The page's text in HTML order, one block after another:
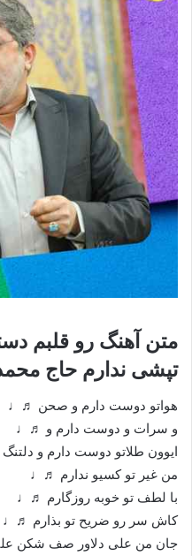
متن آهنگ رو قلبم
تپشی ندارم حاج
هواتو دوست دارم و صحن ♬♩
و سرات و دوست دارم و ♬♩
ایوون طلاتو دوست دارم و
من غیر تو کسیو ندارم ♬♩
با لطف تو خوبه روزگارم ♬♩
کاش سر رو ضریح تو بذارم ♬♩
جان من علی دلاور صف شکن